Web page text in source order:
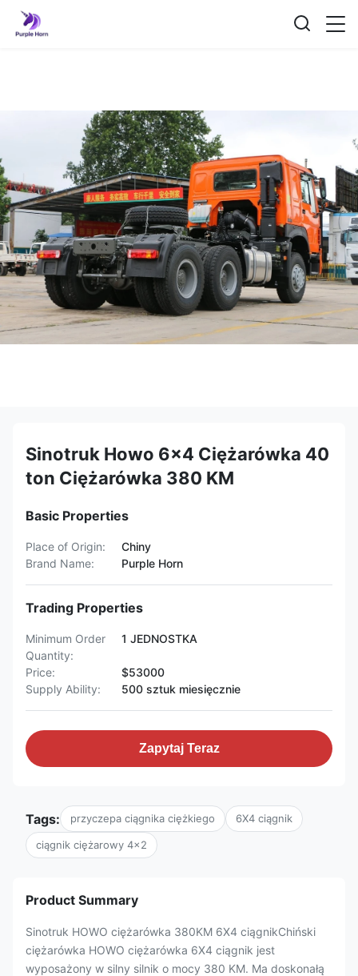
Sinotruk Howo 6x4 Ciężarówka 40
ton Ciężarówka 380 KM
Basic Properties
Place of Origin:
Chiny
Brand Name:
Purple Horn
Trading Properties
Minimum Order
Quantity:
1 JEDNOSTKA
Price:
$53000
Supply Ability:
500 sztuk miesięcznie
Zapytaj Teraz
Tags: przyczepa ciągnika ciężkiego 6X4 ciągnik
ciągnik ciężarowy 4x2
Product Summary
Sinotruk HOWO ciężarówka 380KM 6X4 ciągnikChiński
ciężarówka HOWO ciężarówka 6X4 ciągnik jest
wyposażony w silny silnik o mocy 380 KM. Ma doskonałą